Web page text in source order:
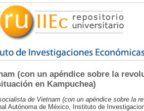
(con un apéndice sobre la
en Kampuchea)
de Vietnam (con un apéndice sobre la
Autónoma de México, Instituto de